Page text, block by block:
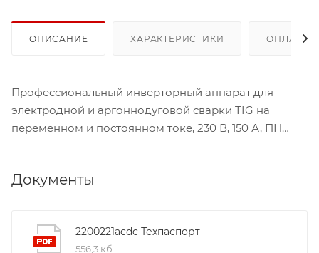
ОПИСАНИЕ ХАРАКТЕРИСТИКИ ОПЛАТА
Профессиональный инверторный аппарат для
электродной и аргоннодуговой сварки TIG на
переменном и постоянном токе, 230 В, 150 А, ПН
Документы
2200221acdc Техпаспорт
556,3 кб